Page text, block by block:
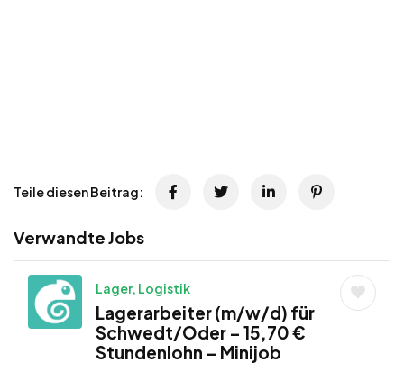
Teile diesen Beitrag:
Verwandte Jobs
Lager, Logistik
Lagerarbeiter (m/w/d) für
Schwedt/Oder – 15,70 €
Stundenlohn – Minijob